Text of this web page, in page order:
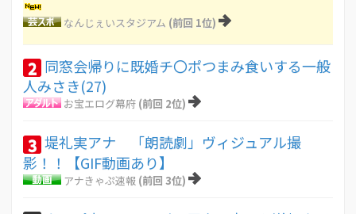
なんじぇいスタジアム (前回 1位)
2 同窓会帰りに既婚チ〇ポつまみ食いする一般
人みさき(27)
お宝エログ幕府 (前回 2位)
3 堤礼実アナ 「朗読劇」ヴィジュアル撮
影！！【GIF動画あり】
アナきゃぷ速報 (前回 3位)